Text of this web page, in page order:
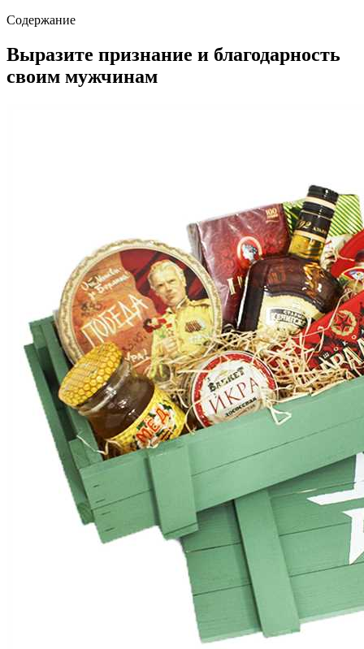
Содержание
Выразите признание и благодарность
своим мужчинам